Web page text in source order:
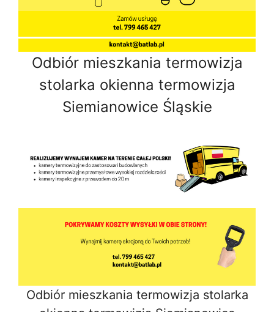
Odbiór mieszkania termowizja
stolarka okienna termowizja
Siemianowice Śląskie
Odbiór mieszkania termowizja stolarka